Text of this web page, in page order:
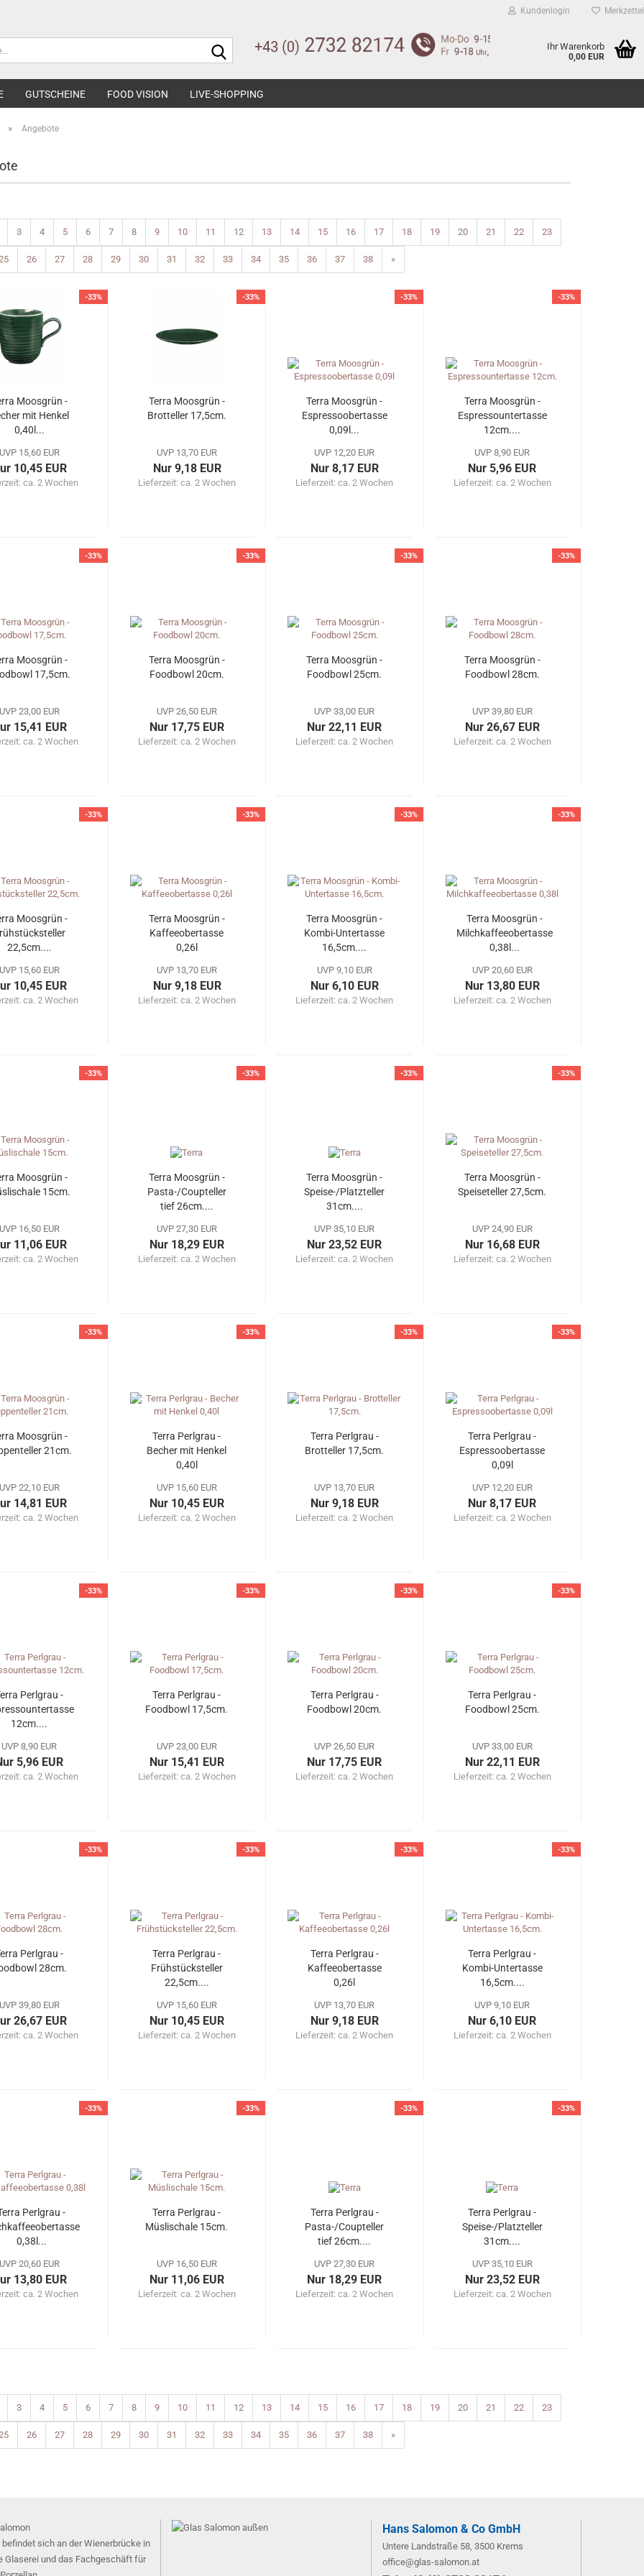
Kundenlogin Merkzettel
Suche... Ihr Warenkorb
0,00 EUR
GUTSCHEINE FOOD VISION LIVE-SHOPPING
» Angebote
3 4 5 6 7 8 9 10 11 12 13 14 15 16 17 18 19 20 21 22 23
26 27 28 29 30 31 32 33 34 35 36 37 38 »
-33%
Moosgrün -
mit Henkel
0,40l...
UVP 15,60 EUR
10,45 EUR
ca. 2 Wochen
-33%
Terra Moosgrün -
Brotteller 17,5cm.
UVP 13,70 EUR
Nur 9,18 EUR
Lieferzeit: ca. 2 Wochen
-33%
Terra Moosgrün -
Espressoobertasse
0,09l...
UVP 12,20 EUR
Nur 8,17 EUR
Lieferzeit: ca. 2 Wochen
-33%
Terra Moosgrün -
Espressountertasse
12cm....
UVP 8,90 EUR
Nur 5,96 EUR
Lieferzeit: ca. 2 Wochen
-33%
Moosgrün -
17,5cm.
UVP 23,00 EUR
15,41 EUR
ca. 2 Wochen
-33%
Terra Moosgrün -
Foodbowl 20cm.
UVP 26,50 EUR
Nur 17,75 EUR
Lieferzeit: ca. 2 Wochen
-33%
Terra Moosgrün -
Foodbowl 25cm.
UVP 33,00 EUR
Nur 22,11 EUR
Lieferzeit: ca. 2 Wochen
-33%
Terra Moosgrün -
Foodbowl 28cm.
UVP 39,80 EUR
Nur 26,67 EUR
Lieferzeit: ca. 2 Wochen
-33%
Moosgrün -
22,5cm....
UVP 15,60 EUR
10,45 EUR
ca. 2 Wochen
-33%
Terra Moosgrün -
Kaffeeobertasse
0,26l
UVP 13,70 EUR
Nur 9,18 EUR
Lieferzeit: ca. 2 Wochen
-33%
Terra Moosgrün -
Kombi-Untertasse
16,5cm....
UVP 9,10 EUR
Nur 6,10 EUR
Lieferzeit: ca. 2 Wochen
-33%
Terra Moosgrün -
Milchkaffeeobertasse
0,38l...
UVP 20,60 EUR
Nur 13,80 EUR
Lieferzeit: ca. 2 Wochen
-33%
Moosgrün -
15cm.
UVP 16,50 EUR
11,06 EUR
ca. 2 Wochen
-33%
Terra Moosgrün -
Pasta-/Coupteller
tief 26cm....
UVP 27,30 EUR
Nur 18,29 EUR
Lieferzeit: ca. 2 Wochen
-33%
Terra Moosgrün -
Speise-/Platzteller
31cm....
UVP 35,10 EUR
Nur 23,52 EUR
Lieferzeit: ca. 2 Wochen
-33%
Terra Moosgrün -
Speiseteller 27,5cm.
UVP 24,90 EUR
Nur 16,68 EUR
Lieferzeit: ca. 2 Wochen
-33%
Moosgrün -
21cm.
UVP 22,10 EUR
14,81 EUR
ca. 2 Wochen
-33%
Terra Perlgrau -
Becher mit Henkel
0,40l
UVP 15,60 EUR
Nur 10,45 EUR
Lieferzeit: ca. 2 Wochen
-33%
Terra Perlgrau -
Brotteller 17,5cm.
UVP 13,70 EUR
Nur 9,18 EUR
Lieferzeit: ca. 2 Wochen
-33%
Terra Perlgrau -
Espressoobertasse
0,09l
UVP 12,20 EUR
Nur 8,17 EUR
Lieferzeit: ca. 2 Wochen
-33%
Perlgrau -
12cm....
UVP 8,90 EUR
5,96 EUR
ca. 2 Wochen
-33%
Terra Perlgrau -
Foodbowl 17,5cm.
UVP 23,00 EUR
Nur 15,41 EUR
Lieferzeit: ca. 2 Wochen
-33%
Terra Perlgrau -
Foodbowl 20cm.
UVP 26,50 EUR
Nur 17,75 EUR
Lieferzeit: ca. 2 Wochen
-33%
Terra Perlgrau -
Foodbowl 25cm.
UVP 33,00 EUR
Nur 22,11 EUR
Lieferzeit: ca. 2 Wochen
-33%
Perlgrau -
28cm.
UVP 39,80 EUR
26,67 EUR
ca. 2 Wochen
-33%
Terra Perlgrau -
Frühstücksteller
22,5cm....
UVP 15,60 EUR
Nur 10,45 EUR
Lieferzeit: ca. 2 Wochen
-33%
Terra Perlgrau -
Kaffeeobertasse
0,26l
UVP 13,70 EUR
Nur 9,18 EUR
Lieferzeit: ca. 2 Wochen
-33%
Terra Perlgrau -
Kombi-Untertasse
16,5cm....
UVP 9,10 EUR
Nur 6,10 EUR
Lieferzeit: ca. 2 Wochen
-33%
Perlgrau -
0,38l...
UVP 20,60 EUR
13,80 EUR
ca. 2 Wochen
-33%
Terra Perlgrau -
Müslischale 15cm.
UVP 16,50 EUR
Nur 11,06 EUR
Lieferzeit: ca. 2 Wochen
-33%
Terra Perlgrau -
Pasta-/Coupteller
tief 26cm....
UVP 27,30 EUR
Nur 18,29 EUR
Lieferzeit: ca. 2 Wochen
-33%
Terra Perlgrau -
Speise-/Platzteller
31cm....
UVP 35,10 EUR
Nur 23,52 EUR
Lieferzeit: ca. 2 Wochen
3 4 5 6 7 8 9 10 11 12 13 14 15 16 17 18 19 20 21 22 23
26 27 28 29 30 31 32 33 34 35 36 37 38 »
befindet sich an der Wienerbrücke in
Glaserei und das Fachgeschäft für
Hans Salomon & Co GmbH
Untere Landstraße 58, 3500 Krems
office@glas-salomon.at